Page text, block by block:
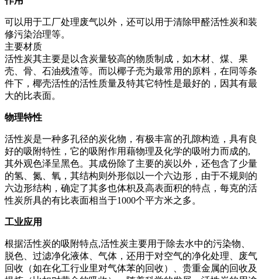
可以用于工厂处理废气以外，还可以用于清除甲醛活性炭和装
修污染治理等。
主要材质
活性炭其主要是以含炭量较高的物质制成，如木材、煤、果
壳、骨、石油残渣等。而以椰子壳为最常用的原料，在同等条
件下，椰壳活性的活性质量及特其它特性是最好的，因其有最
大的比表面。
物理特性
活性炭是一种多孔径的炭化物，有极丰富的孔隙构造，具有良
好的吸附特性，它的吸附作用藉物理及化学的吸咐力而成的,
其外观色泽呈黑色。其成份除了主要的炭以外，还包含了少量
的氢、氮、氧，其结构则外形似以一个六边形，由于不规则的
六边形结构，确定了其多也体枳及高表面积的特点，每克的活
性炭所具的有比表面相当于1000个平方米之多。
工业应用
根据活性炭的吸附特点,活性炭主要用于除去水中的污染物、
脱色、过滤净化液体、气体，还用于对空气的净化处理、废气
回收（如在化工行业里对气体苯的回收）、贵重金属的回收及